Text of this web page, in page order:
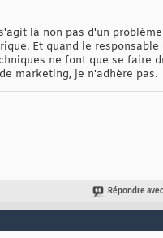
là non pas d'un
Et quand le
ne font que se faire
marketing, je n'adhère pas.
Répondre